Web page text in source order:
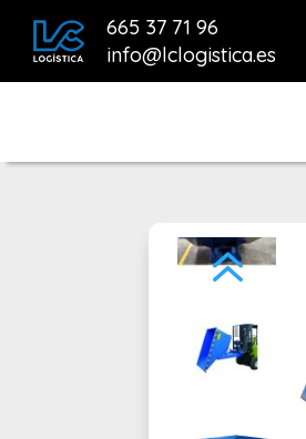
665 37 71 96
info@lclogistica.es